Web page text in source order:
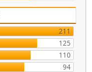
211
125
110
94